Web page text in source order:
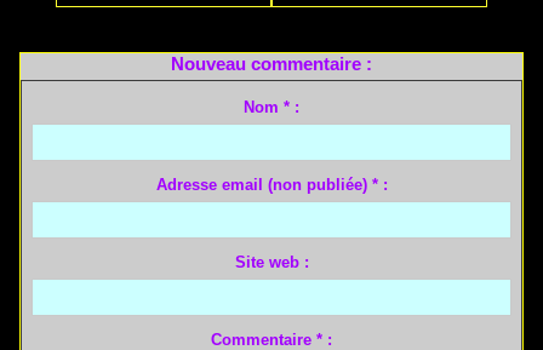
Nouveau commentaire :
Nom * :
Adresse email (non publiée) * :
Site web :
Commentaire * :